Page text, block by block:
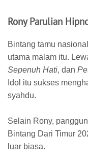
Rony Parulian
​Bintang tamu
utama malam itu.
Sepenuh Hati, dan
Idol itu sukses
syahdu.
Selain Rony,
Bintang Dari Timur
luar biasa.